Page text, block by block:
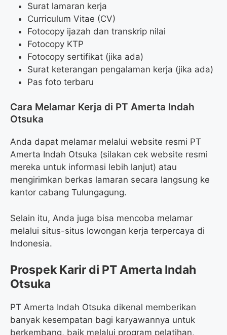
Surat lamaran kerja
Curriculum Vitae (CV)
Fotocopy ijazah dan transkrip nilai
Fotocopy KTP
Fotocopy sertifikat (jika ada)
Surat keterangan pengalaman kerja (jika ada)
Pas foto terbaru
Cara Melamar Kerja di PT Amerta Indah
Otsuka
Anda dapat melamar melalui website resmi PT
Amerta Indah Otsuka (silakan cek website resmi
mereka untuk informasi lebih lanjut) atau
mengirimkan berkas lamaran secara langsung ke
kantor cabang Tulungagung.
Selain itu, Anda juga bisa mencoba melamar
melalui situs-situs lowongan kerja terpercaya di
Indonesia.
Prospek Karir di PT Amerta Indah
Otsuka
PT Amerta Indah Otsuka dikenal memberikan
banyak kesempatan bagi karyawannya untuk
berkembang, baik melalui program pelatihan,